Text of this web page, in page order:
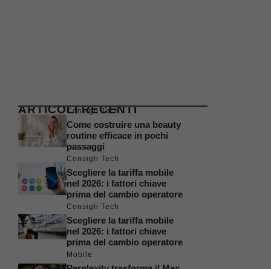
ARTICOLI RECENTI
Consigli Tech
Come costruire una beauty
routine efficace in pochi
passaggi
Consigli Tech
Scegliere la tariffa mobile
nel 2026: i fattori chiave
prima del cambio operatore
Consigli Tech
Scegliere la tariffa mobile
nel 2026: i fattori chiave
prima del cambio operatore
Mobile